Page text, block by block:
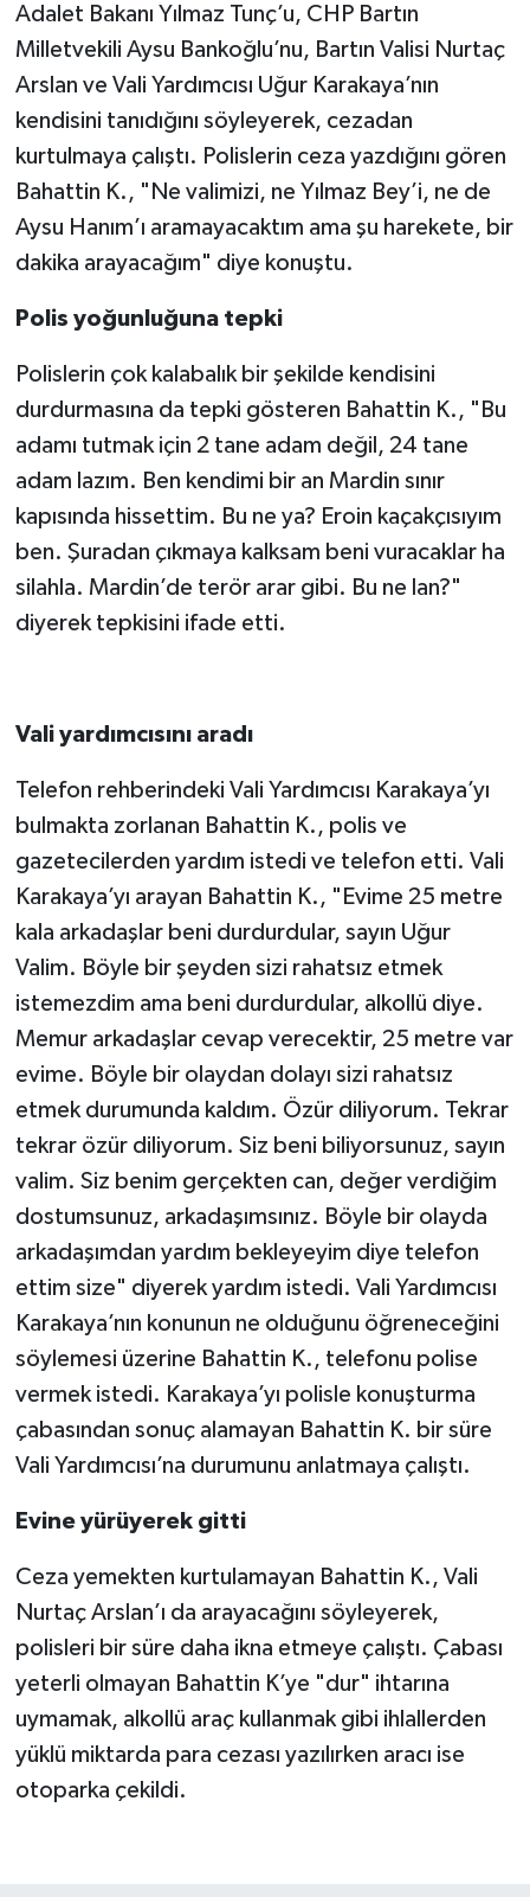
Adalet Bakanı Yılmaz Tunç’u, CHP Bartın
Milletvekili Aysu Bankoğlu’nu, Bartın Valisi Nurtaç
Arslan ve Vali Yardımcısı Uğur Karakaya’nın
kendisini tanıdığını söyleyerek, cezadan
kurtulmaya çalıştı. Polislerin ceza yazdığını gören
Bahattin K., "Ne valimizi, ne Yılmaz Bey’i, ne de
Aysu Hanım’ı aramayacaktım ama şu harekete, bir
dakika arayacağım" diye konuştu.
Polis yoğunluğuna tepki
Polislerin çok kalabalık bir şekilde kendisini
durdurmasına da tepki gösteren Bahattin K., "Bu
adamı tutmak için 2 tane adam değil, 24 tane
adam lazım. Ben kendimi bir an Mardin sınır
kapısında hissettim. Bu ne ya? Eroin kaçakçısıyım
ben. Şuradan çıkmaya kalksam beni vuracaklar ha
silahla. Mardin’de terör arar gibi. Bu ne lan?"
diyerek tepkisini ifade etti.
Vali yardımcısını aradı
Telefon rehberindeki Vali Yardımcısı Karakaya’yı
bulmakta zorlanan Bahattin K., polis ve
gazetecilerden yardım istedi ve telefon etti. Vali
Karakaya’yı arayan Bahattin K., "Evime 25 metre
kala arkadaşlar beni durdurdular, sayın Uğur
Valim. Böyle bir şeyden sizi rahatsız etmek
istemezdim ama beni durdurdular, alkollü diye.
Memur arkadaşlar cevap verecektir, 25 metre var
evime. Böyle bir olaydan dolayı sizi rahatsız
etmek durumunda kaldım. Özür diliyorum. Tekrar
tekrar özür diliyorum. Siz beni biliyorsunuz, sayın
valim. Siz benim gerçekten can, değer verdiğim
dostumsunuz, arkadaşımsınız. Böyle bir olayda
arkadaşımdan yardım bekleyeyim diye telefon
ettim size" diyerek yardım istedi. Vali Yardımcısı
Karakaya’nın konunun ne olduğunu öğreneceğini
söylemesi üzerine Bahattin K., telefonu polise
vermek istedi. Karakaya’yı polisle konuşturma
çabasından sonuç alamayan Bahattin K. bir süre
Vali Yardımcısı’na durumunu anlatmaya çalıştı.
Evine yürüyerek gitti
Ceza yemekten kurtulamayan Bahattin K., Vali
Nurtaç Arslan’ı da arayacağını söyleyerek,
polisleri bir süre daha ikna etmeye çalıştı. Çabası
yeterli olmayan Bahattin K’ye "dur" ihtarına
uymamak, alkollü araç kullanmak gibi ihlallerden
yüklü miktarda para cezası yazılırken aracı ise
otoparka çekildi.